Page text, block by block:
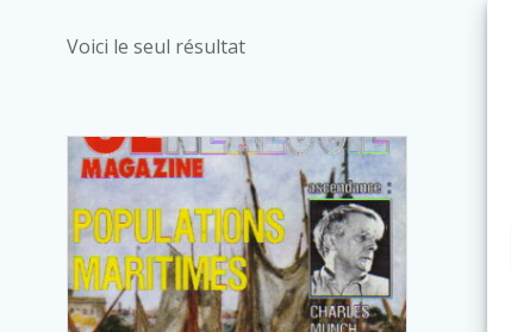
Voici le seul résultat